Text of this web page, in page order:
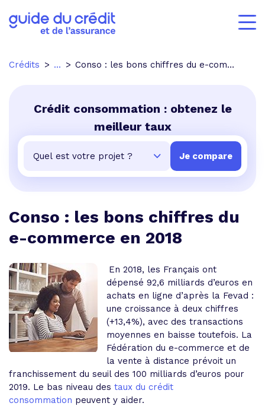
Crédits ... Conso : les bons chiffres du e-commerce en 2018
Crédit consommation : obtenez le
meilleur taux
Conso : les bons chiffres du
e-commerce en 2018
En 2018, les Français ont
dépensé 92,6 milliards d’euros en
achats en ligne d’après la Fevad :
une croissance à deux chiffres
(+13,4%), avec des transactions
moyennes en baisse toutefois. La
Fédération du e-commerce et de
la vente à distance prévoit un
franchissement du seuil des 100 milliards d’euros pour
2019. Le bas niveau des taux du crédit
consommation peuvent y aider.